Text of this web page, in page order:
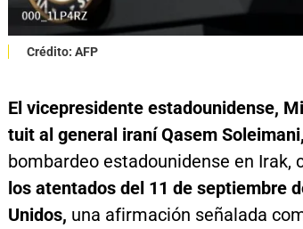
Crédito: AFP
El vicepresidente estadounidense,
tuit al general iraní Qasem Soleimani,
bombardeo estadounidense en Irak,
los atentados del 11 de septiembre
Unidos, una afirmación señalada